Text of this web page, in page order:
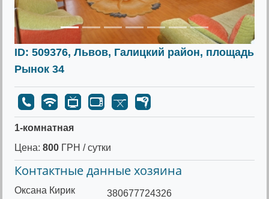
ID: 509376, Львов, Галицкий район, площадь
Рынок 34
1-комнатная
Цена: 800 ГРН / сутки
Контактные данные хозяина
Оксана Кирик
380677724326